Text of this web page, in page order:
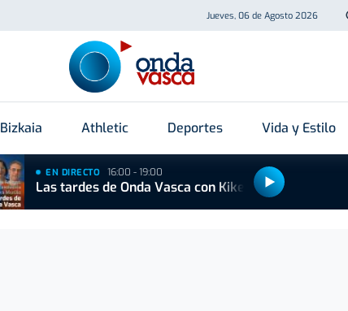
Jueves, 06 de Agosto 2026
Bizkaia Athletic Deportes Vida y Estilo
EN DIRECTO 16:00 - 19:00
Las tardes de Onda Vasca con Kike Alonso